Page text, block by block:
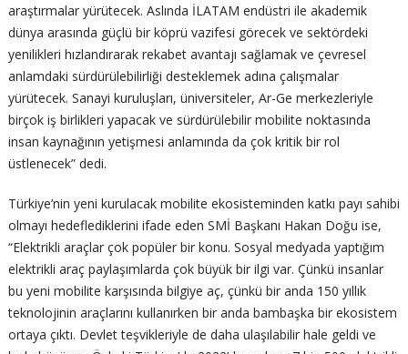
araştırmalar yürütecek. Aslında İLATAM endüstri ile akademik
dünya arasında güçlü bir köprü vazifesi görecek ve sektördeki
yenilikleri hızlandırarak rekabet avantajı sağlamak ve çevresel
anlamdaki sürdürülebilirliği desteklemek adına çalışmalar
yürütecek. Sanayi kuruluşları, üniversiteler, Ar-Ge merkezleriyle
birçok iş birlikleri yapacak ve sürdürülebilir mobilite noktasında
insan kaynağının yetişmesi anlamında da çok kritik bir rol
üstlenecek” dedi.
Türkiye’nin yeni kurulacak mobilite ekosisteminden katkı payı sahibi
olmayı hedeflediklerini ifade eden SMİ Başkanı Hakan Doğu ise,
“Elektrikli araçlar çok popüler bir konu. Sosyal medyada yaptığım
elektrikli araç paylaşımlarda çok büyük bir ilgi var. Çünkü insanlar
bu yeni mobilite karşısında bilgiye aç, çünkü bir anda 150 yıllık
teknolojinin araçlarını kullanırken bir anda bambaşka bir ekosistem
ortaya çıktı. Devlet teşvikleriyle de daha ulaşılabilir hale geldi ve